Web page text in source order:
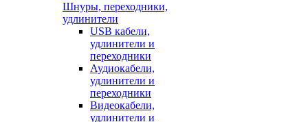
Шнуры, переходники,
удлинители
USB кабели,
удлинители и
переходники
Аудиокабели,
удлинители и
переходники
Видеокабели,
удлинители и